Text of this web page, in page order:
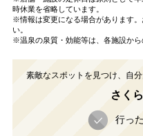
時休業を省略しています。
※情報は変更になる場合があります
い。
※温泉の泉質・効能等は、各施設から
素敵なスポットを見つけ、自
さく
行った